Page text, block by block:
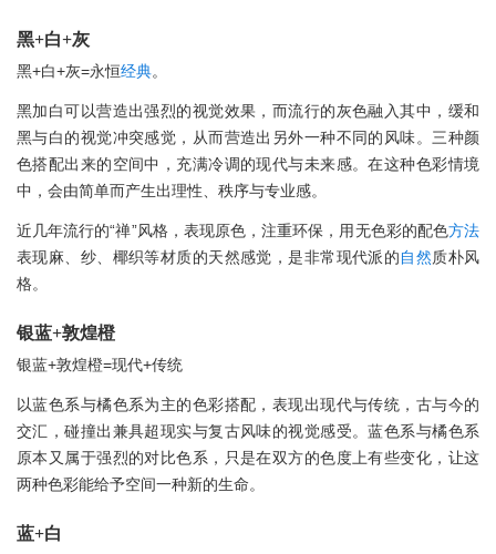
黑+白+灰
黑+白+灰=永恒经典。
黑加白可以营造出强烈的视觉效果，而流行的灰色融入其中，缓和
黑与白的视觉冲突感觉，从而营造出另外一种不同的风味。三种颜
色搭配出来的空间中，充满冷调的现代与未来感。在这种色彩情境
中，会由简单而产生出理性、秩序与专业感。
近几年流行的“禅”风格，表现原色，注重环保，用无色彩的配色方法
表现麻、纱、椰织等材质的天然感觉，是非常现代派的自然质朴风
格。
银蓝+敦煌橙
银蓝+敦煌橙=现代+传统
以蓝色系与橘色系为主的色彩搭配，表现出现代与传统，古与今的
交汇，碰撞出兼具超现实与复古风味的视觉感受。蓝色系与橘色系
原本又属于强烈的对比色系，只是在双方的色度上有些变化，让这
两种色彩能给予空间一种新的生命。
蓝+白